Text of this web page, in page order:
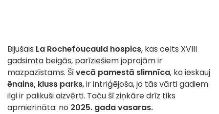
Bijušais La Rochefoucauld hospics, kas celts XVIII
gadsimta beigās, parīziešiem joprojām ir
mazpazīstams. Šīvecā pamestā slimnīca, ko ieskauj
ēnains, kluss parks, ir intriģējoša, jo tās vārti gadiem
ilgi ir palikuši aizvērti. Taču šī ziņkāre drīz tiks
apmierināta: no 2025. gada vasaras.